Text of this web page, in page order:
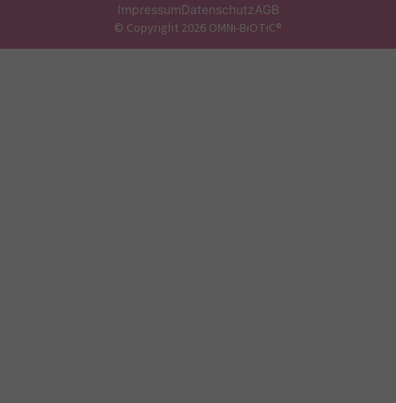
ImpressumDatenschutzAGB
© Copyright 2026 OMNi-BiOTiC®